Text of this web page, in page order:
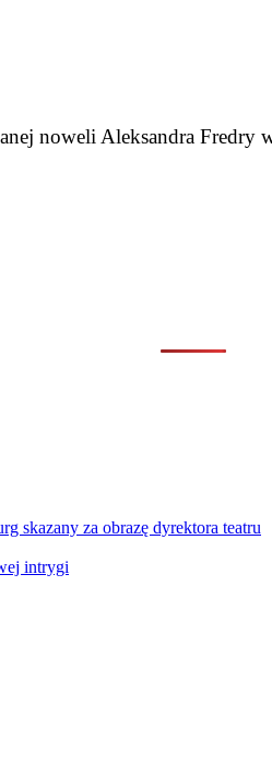
noweli Aleksandra
skazany za obrazę dyrektora teatru
intrygi